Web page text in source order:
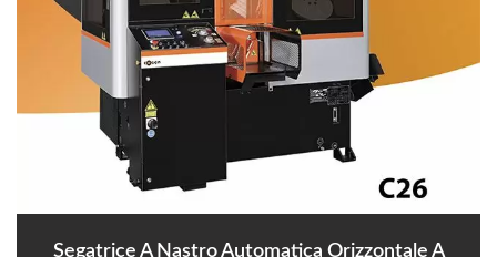
Segatrice A Nastro Automatica Orizzontale A